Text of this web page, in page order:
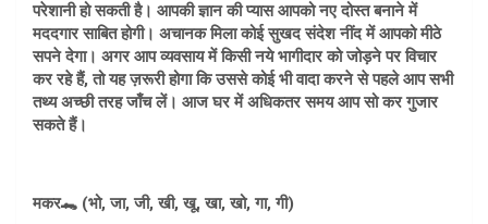
परेशानी हो सकती है। आपकी ज्ञान की प्यास आपको नए दोस्त बनाने में
मददगार साबित होगी। अचानक मिला कोई सुखद संदेश नींद में आपको मीठे
सपने देगा। अगर आप व्यवसाय में किसी नये भागीदार को जोड़ने पर विचार
कर रहे हैं, तो यह ज़रूरी होगा कि उससे कोई भी वादा करने से पहले आप सभी
तथ्य अच्छी तरह जाँच लें। आज घर में अधिकतर समय आप सो कर गुजार
सकते हैं।
मकर🐊 (भो, जा, जी, खी, खू, खा, खो, गा, गी)